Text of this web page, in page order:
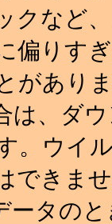
クなど
偏りす
があり
は、ダ
。ウイ
できま
ータの